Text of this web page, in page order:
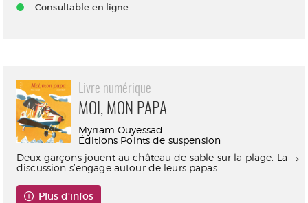
Consultable en ligne
Livre numérique
MOI, MON PAPA
Myriam Ouyessad
Éditions Points de suspension
Deux garçons jouent au château de sable sur la plage. La
discussion s’engage autour de leurs papas. ...
Plus d'infos